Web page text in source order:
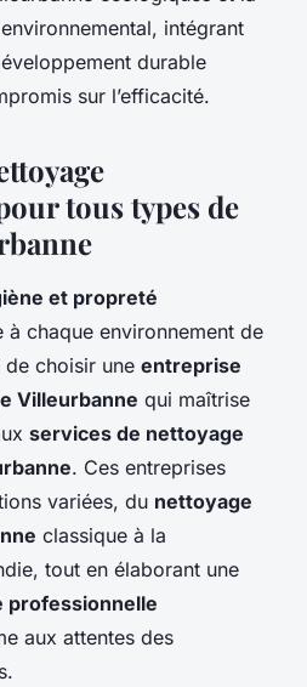
intégrant
durable
sur l’efficacité.
tous types de
et propreté
à chaque environnement de
choisir une entreprise
Villeurbanne qui maîtrise
services de nettoyage
. Ces entreprises
variées, du nettoyage
classique à la
tout en élaborant une
professionnelle
aux attentes des